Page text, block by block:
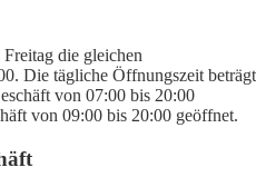
die gleichen
Die tägliche Öffnungszeit beträgt
von 07:00 bis 20:00
von 09:00 bis 20:00 geöffnet.